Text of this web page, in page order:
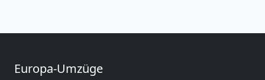
Europa-Umzüge